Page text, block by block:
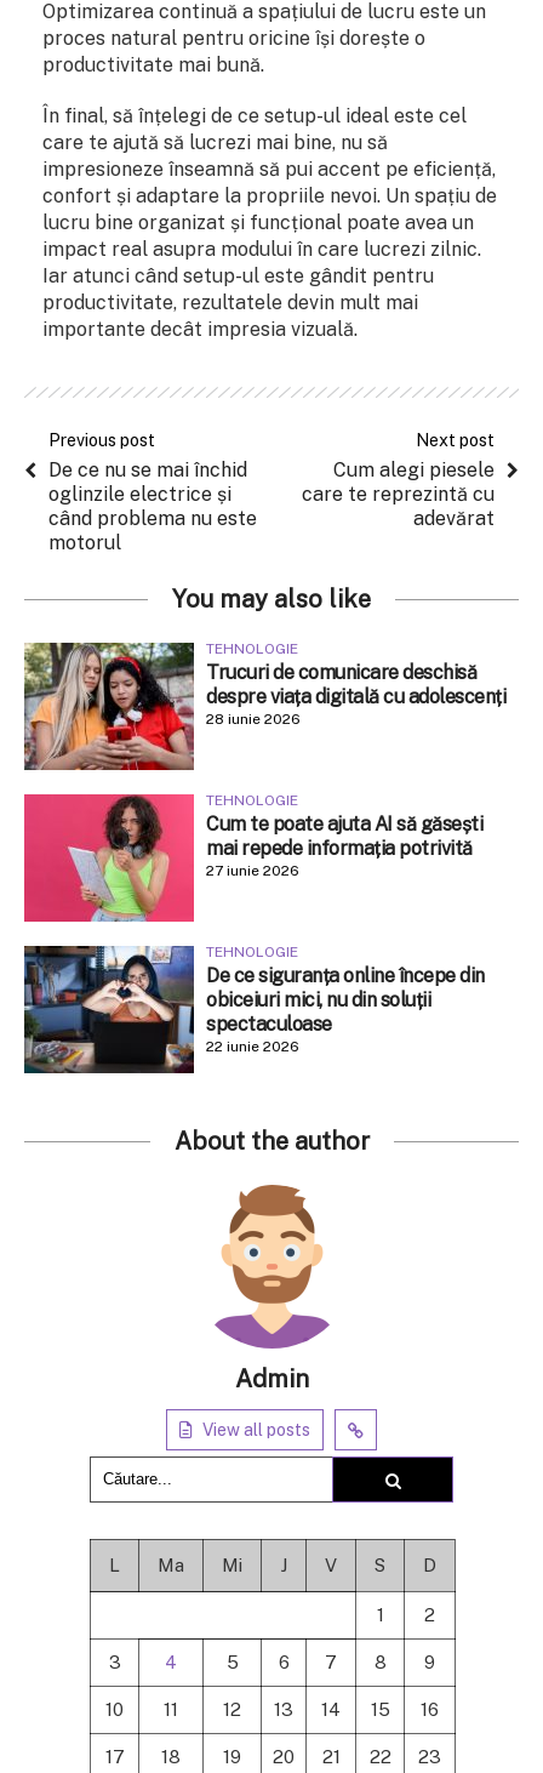
Optimizarea continuă a spațiului de lucru este un
proces natural pentru oricine își dorește o
productivitate mai bună.
În final, să înțelegi de ce setup-ul ideal este cel
care te ajută să lucrezi mai bine, nu să
impresioneze înseamnă să pui accent pe eficiență,
confort și adaptare la propriile nevoi. Un spațiu de
lucru bine organizat și funcțional poate avea un
impact real asupra modului în care lucrezi zilnic.
Iar atunci când setup-ul este gândit pentru
productivitate, rezultatele devin mult mai
importante decât impresia vizuală.
Previous post
De ce nu se mai închid
oglinzile electrice și
când problema nu este
motorul
Next post
Cum alegi piesele
care te reprezintă cu
adevărat
You may also like
TEHNOLOGIE
Trucuri de comunicare deschisă
despre viața digitală cu adolescenți
28 iunie 2026
TEHNOLOGIE
Cum te poate ajuta AI să găsești
mai repede informația potrivită
27 iunie 2026
TEHNOLOGIE
De ce siguranța online începe din
obiceiuri mici, nu din soluții
spectaculoase
22 iunie 2026
About the author
Admin
View all posts
L Ma Mi J V S D
1 2
3 4 5 6 7 8 9
10 11 12 13 14 15 16
17 18 19 20 21 22 23